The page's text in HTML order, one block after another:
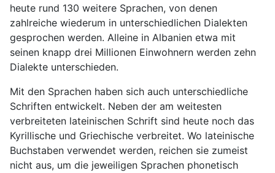
heute rund 130 weitere Sprachen, von denen
zahlreiche wiederum in unterschiedlichen Dialekten
gesprochen werden. Alleine in Albanien etwa mit
seinen knapp drei Millionen Einwohnern werden zehn
Dialekte unterschieden.
Mit den Sprachen haben sich auch unterschiedliche
Schriften entwickelt. Neben der am weitesten
verbreiteten lateinischen Schrift sind heute noch das
Kyrillische und Griechische verbreitet. Wo lateinische
Buchstaben verwendet werden, reichen sie zumeist
nicht aus, um die jeweiligen Sprachen phonetisch